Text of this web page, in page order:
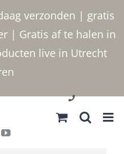
verzonden | gratis
| Gratis af te halen in
live in Utrecht
030 2400000